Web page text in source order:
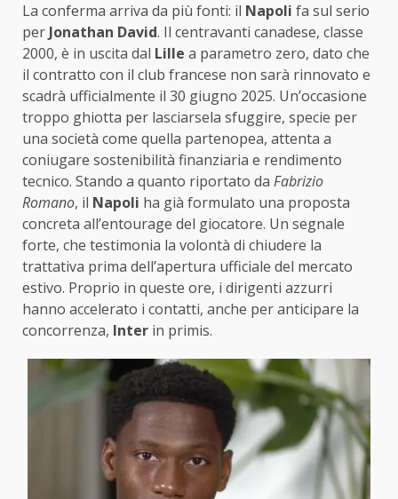
La conferma arriva da più fonti: il Napoli fa sul serio
per Jonathan David. Il centravanti canadese, classe
2000, è in uscita dal Lille a parametro zero, dato che
il contratto con il club francese non sarà rinnovato e
scadrà ufficialmente il 30 giugno 2025. Un’occasione
troppo ghiotta per lasciarsela sfuggire, specie per
una società come quella partenopea, attenta a
coniugare sostenibilità finanziaria e rendimento
tecnico. Stando a quanto riportato da Fabrizio
Romano, il Napoli ha già formulato una proposta
concreta all’entourage del giocatore. Un segnale
forte, che testimonia la volontà di chiudere la
trattativa prima dell’apertura ufficiale del mercato
estivo. Proprio in queste ore, i dirigenti azzurri
hanno accelerato i contatti, anche per anticipare la
concorrenza, Inter in primis.